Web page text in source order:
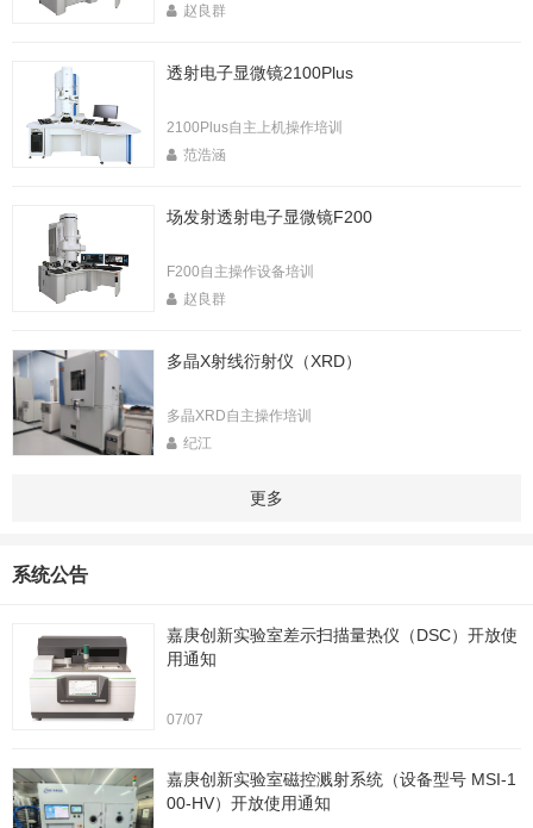
赵良群
透射电子显微镜2100Plus
2100Plus自主上机操作培训
范浩涵
场发射透射电子显微镜F200
F200自主操作设备培训
赵良群
多晶X射线衍射仪（XRD）
多晶XRD自主操作培训
纪江
更多
系统公告
嘉庚创新实验室差示扫描量热仪（DSC）开放使
用通知
07/07
嘉庚创新实验室磁控溅射系统（设备型号 MSI-1
00-HV）开放使用通知